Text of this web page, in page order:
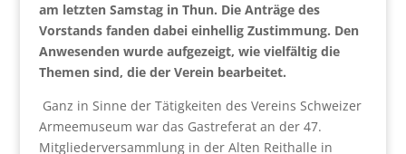
am letzten Samstag in Thun. Die Anträge des
Vorstands fanden dabei einhellig Zustimmung. Den
Anwesenden wurde aufgezeigt, wie vielfältig die
Themen sind, die der Verein bearbeitet.
Ganz in Sinne der Tätigkeiten des Vereins Schweizer
Armeemuseum war das Gastreferat an der 47.
Mitgliederversammlung in der Alten Reithalle in